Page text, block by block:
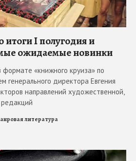
итоги I полугодия и
ожидаемые новинки
«книжного круиза» по
генерального директора Евгения
направлений художественной,
литература